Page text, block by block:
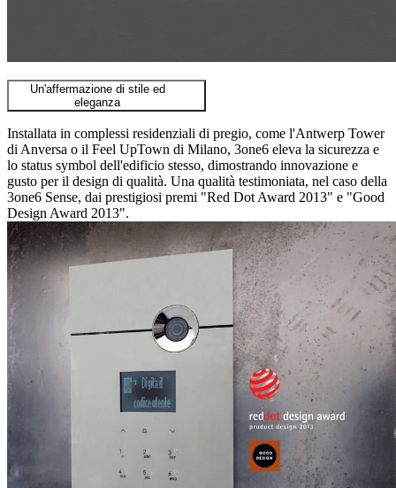
Un'affermazione di stile ed
eleganza
Installata in complessi residenziali di pregio, come l'Antwerp Tower
di Anversa o il Feel UpTown di Milano, 3one6 eleva la sicurezza e
lo status symbol dell'edificio stesso, dimostrando innovazione e
gusto per il design di qualità. Una qualità testimoniata, nel caso della
3one6 Sense, dai prestigiosi premi "Red Dot Award 2013" e "Good
Design Award 2013".